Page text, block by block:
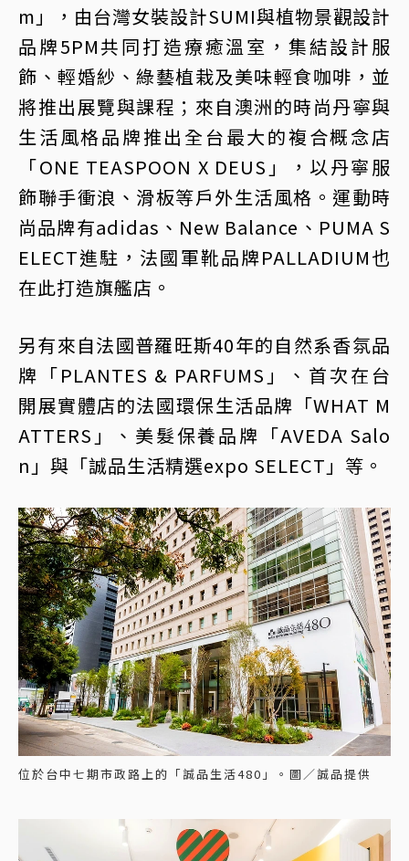
m」，由台灣女裝設計SUMI與植物景觀設計
品牌5PM共同打造療癒溫室，集結設計服
飾、輕婚紗、綠藝植栽及美味輕食咖啡，並
將推出展覽與課程；來自澳洲的時尚丹寧與
生活風格品牌推出全台最大的複合概念店
「ONE TEASPOON X DEUS」，以丹寧服
飾聯手衝浪、滑板等戶外生活風格。運動時
尚品牌有adidas、New Balance、PUMA S
ELECT進駐，法國軍靴品牌PALLADIUM也
在此打造旗艦店。
另有來自法國普羅旺斯40年的自然系香氛品
牌「PLANTES & PARFUMS」、首次在台
開展實體店的法國環保生活品牌「WHAT M
ATTERS」、美髮保養品牌「AVEDA Salo
n」與「誠品生活精選expo SELECT」等。
位於台中七期市政路上的「誠品生活480」。圖／誠品提供